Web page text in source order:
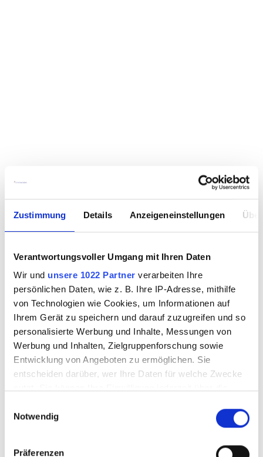
Zustimmung Details Anzeigeneinstellungen
Verantwortungsvoller Umgang mit Ihren Daten
Wir und unsere 1022 Partner verarbeiten Ihre
persönlichen Daten, wie z. B. Ihre IP-Adresse, mithilfe
von Technologien wie Cookies, um Informationen auf
Ihrem Gerät zu speichern und darauf zuzugreifen und so
personalisierte Werbung und Inhalte, Messungen von
Werbung und Inhalten, Zielgruppenforschung sowie
Entwicklung von Angeboten zu ermöglichen. Sie
entscheiden darüber, wer Ihre Daten für welche Zwecke
Trigger Symbol ändern oder widerrufen
Notwendig
Präferenzen